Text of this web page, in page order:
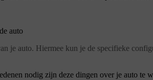
auto
je auto. Hiermee kun je de specifieke
nodig zijn deze dingen over je auto te